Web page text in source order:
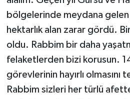
bölgelerinde meydana gelen
hektarlık alan zarar gördü.
oldu. Rabbim bir daha
felaketlerden bizi korusun.
görevlerinin hayırlı
Rabbim sizleri her türlü